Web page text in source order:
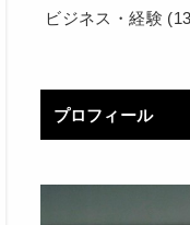
ビジネス・経験
プロフィール